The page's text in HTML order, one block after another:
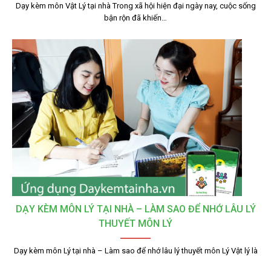
Dạy kèm môn Vật Lý tại nhà Trong xã hội hiện đại ngày nay, cuộc sống
bận rộn đã khiến…
DẠY KÈM MÔN LÝ TẠI NHÀ – LÀM SAO ĐỂ NHỚ LÂU LÝ
THUYẾT MÔN LÝ
Dạy kèm môn Lý tại nhà – Làm sao để nhớ lâu lý thuyết môn Lý Vật lý là